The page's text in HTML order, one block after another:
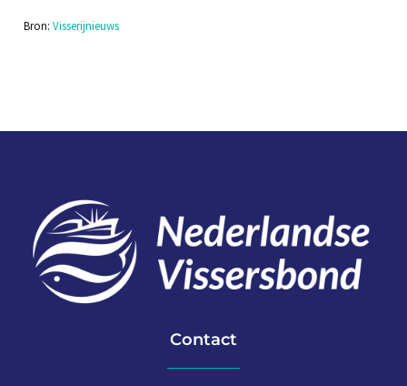
Bron: Visserijnieuws
Contact